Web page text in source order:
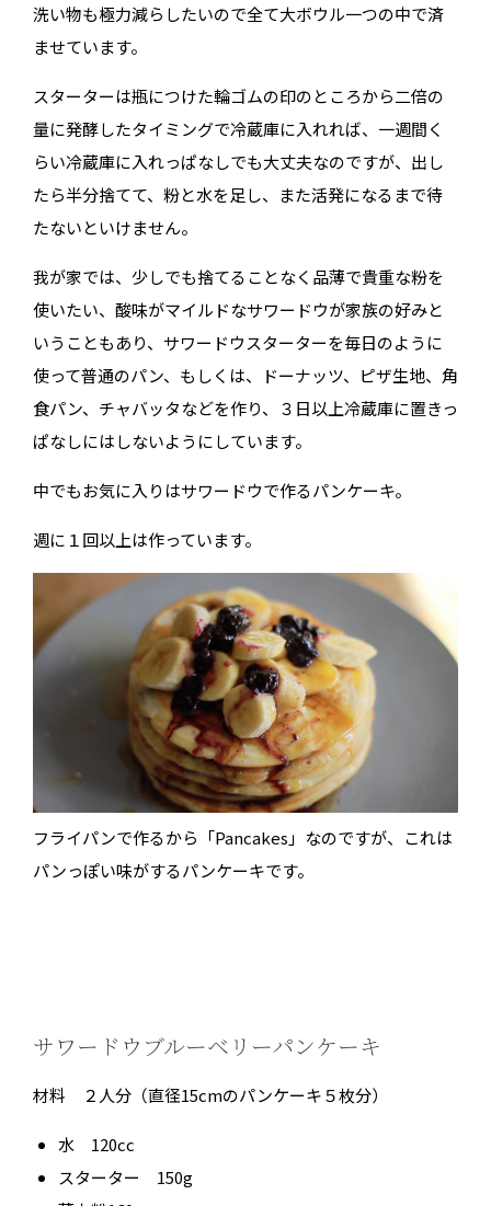
洗い物も極力減らしたいので全て大ボウル一つの中で済
ませています。
スターターは瓶につけた輪ゴムの印のところから二倍の
量に発酵したタイミングで冷蔵庫に入れれば、一週間く
らい冷蔵庫に入れっぱなしでも大丈夫なのですが、出し
たら半分捨てて、粉と水を足し、また活発になるまで待
たないといけません。
我が家では、少しでも捨てることなく品薄で貴重な粉を
使いたい、酸味がマイルドなサワードウが家族の好みと
いうこともあり、サワードウスターターを毎日のように
使って普通のパン、もしくは、ドーナッツ、ピザ生地、角
食パン、チャバッタなどを作り、３日以上冷蔵庫に置きっ
ぱなしにはしないようにしています。
中でもお気に入りはサワードウで作るパンケーキ。
週に１回以上は作っています。
フライパンで作るから「Pancakes」なのですが、これは
パンっぽい味がするパンケーキです。
サワードウブルーベリーパンケーキ
材料 ２人分（直径15cmのパンケーキ５枚分）
水 120cc
スターター 150g